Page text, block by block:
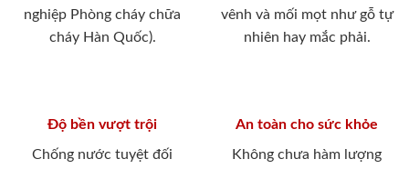
nghiệp Phòng cháy chữa
cháy Hàn Quốc).
vênh và mối mọt như gỗ tự
nhiên hay mắc phải.
Độ bền vượt trội
Chống nước tuyệt đối
An toàn cho sức khỏe
Không chưa hàm lượng